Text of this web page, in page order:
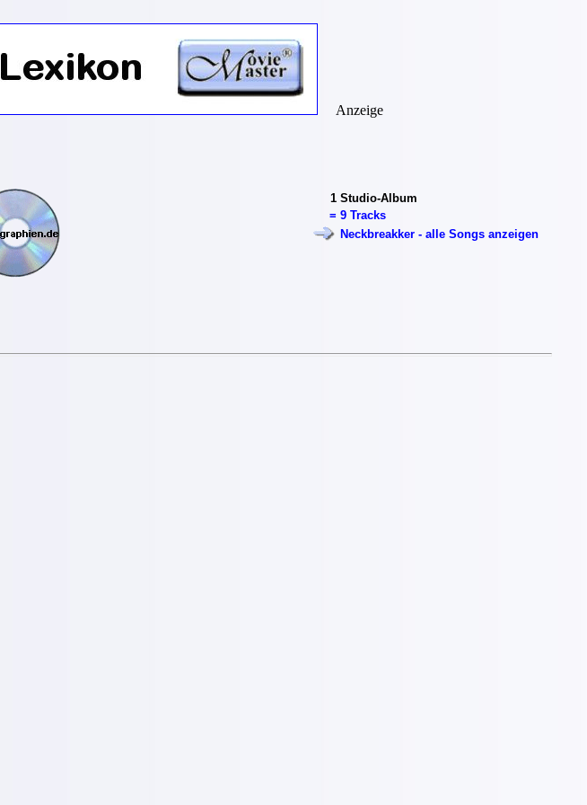
1 Studio-Album
= 9 Tracks
Neckbreakker - alle Songs anzeigen
Anzeige